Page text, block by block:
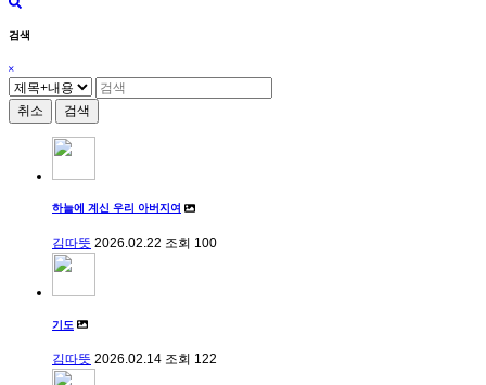
검색
취소 검색
하늘에 계신 우리 아버지여
김따뜻 2026.02.22 조회 100
기도
김따뜻 2026.02.14 조회 122